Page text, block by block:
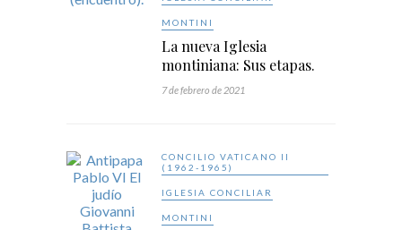
MONTINI
La nueva Iglesia
montiniana: Sus etapas.
7 de febrero de 2021
CONCILIO VATICANO II
(1962-1965)
IGLESIA CONCILIAR
MONTINI